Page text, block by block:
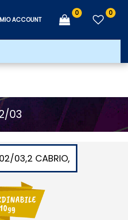
ACCOUNT
0 0
03
03,2 CABRIO,